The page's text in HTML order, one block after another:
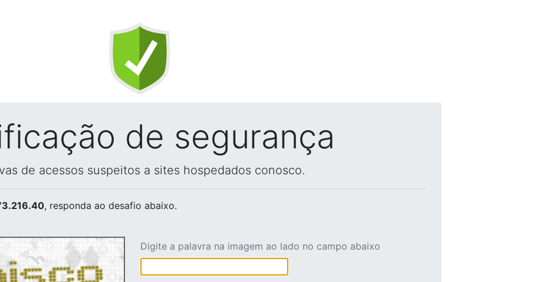
de segurança
de acessos suspeitos a sites hospedados conosco.
, responda ao desafio abaixo.
Digite a palavra na imagem ao lado no campo abaixo